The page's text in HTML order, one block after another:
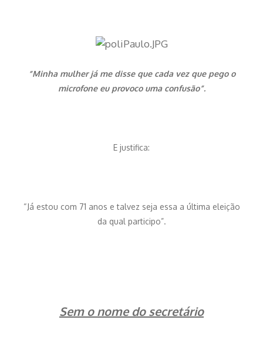
“Minha mulher já me disse que cada vez que pego o
microfone eu provoco uma confusão”.
E justifica:
“Já estou com 71 anos e talvez seja essa a última eleição
da qual participo”.
Sem o nome do secretário